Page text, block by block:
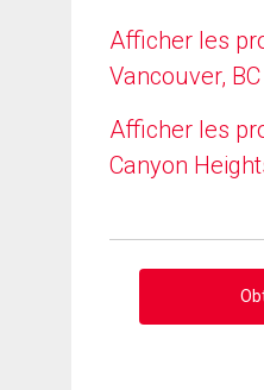
Afficher les
Vancouver, BC
Afficher les
Canyon